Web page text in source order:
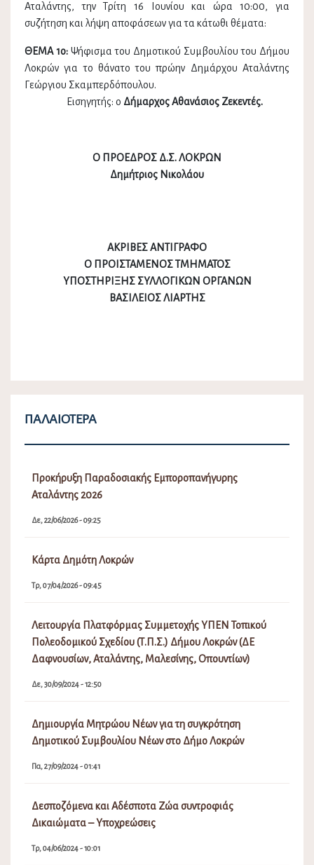
Αταλάντης, την Τρίτη 16 Ιουνίου και ώρα 10:00, για
συζήτηση και λήψη αποφάσεων για τα κάτωθι θέματα:
ΘΕΜΑ 1ο: Ψήφισμα του Δημοτικού Συμβουλίου του Δήμου
Λοκρών για το θάνατο του πρώην Δημάρχου Αταλάντης
Γεώργιου Σκαμπερδόπουλου.
Εισηγητής: ο Δήμαρχος Αθανάσιος Ζεκεντές.
Ο ΠΡΟΕΔΡΟΣ Δ.Σ. ΛΟΚΡΩΝ
Δημήτριος Νικολάου
ΑΚΡΙΒΕΣ ΑΝΤΙΓΡΑΦΟ
Ο ΠΡΟΙΣΤΑΜΕΝΟΣ ΤΜΗΜΑΤΟΣ
ΥΠΟΣΤΗΡΙΞΗΣ ΣΥΛΛΟΓΙΚΩΝ ΟΡΓΑΝΩΝ
ΒΑΣΙΛΕΙΟΣ ΛΙΑΡΤΗΣ
ΠΑΛΑΙΌΤΕΡΑ
Προκήρυξη Παραδοσιακής Εμποροπανήγυρης
Αταλάντης 2026
Δε, 22/06/2026 - 09:25
Κάρτα Δημότη Λοκρών
Τρ, 07/04/2026 - 09:45
Λειτουργία Πλατφόρμας Συμμετοχής ΥΠΕΝ Τοπικού
Πολεοδομικού Σχεδίου (Τ.Π.Σ.) Δήμου Λοκρών (ΔΕ
Δαφνουσίων, Αταλάντης, Μαλεσίνης, Οπουντίων)
Δε, 30/09/2024 - 12:50
Δημιουργία Μητρώου Νέων για τη συγκρότηση
Δημοτικού Συμβουλίου Νέων στο Δήμο Λοκρών
Πα, 27/09/2024 - 01:41
Δεσποζόμενα και Αδέσποτα Ζώα συντροφιάς
Δικαιώματα – Υποχρεώσεις
Τρ, 04/06/2024 - 10:01